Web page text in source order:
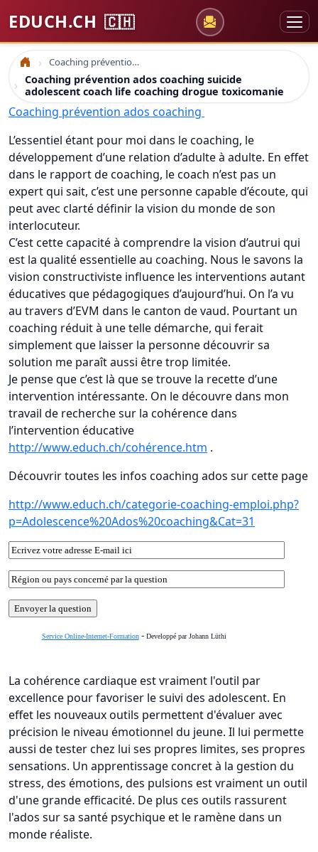
EDUCH.CH 🇨🇭
Accueil Coaching prévention ados coaching suicide adolescent coach life coaching drogue toxicomanie
Coaching prévention ados coaching suicide
adolescent coach life coaching drogue toxicomanie
Coaching prévention ados coaching
L’essentiel étant pour moi dans le coaching, le
développement d’une relation d’adulte à adulte. En effet
dans le rapport de coaching, le coach n’est pas un
expert qui sait, c’est une personne capable d’écoute, qui
peut avec clarté définir la vision du monde de son
interlocuteur.
C’est cette capacité à comprendre la vision d’autrui qui
est la qualité essentielle au coaching. Nous le savons la
vision constructiviste influence les interventions autant
éducatives que pédagogiques d’aujourd’hui. On l’a vu
au travers d’EVM dans le canton de vaud. Pourtant un
coaching réduit à une telle démarche, qui ferait
simplement que laisser la personne découvrir sa
solution me paraît aussi être trop limitée.
Je pense que c’est là que se trouve la recette d’une
intervention intéressante. On le découvre dans mon
travail de recherche sur la cohérence dans
l’intervention éducative
http://www.educh.ch/cohérence.htm .
Découvrir toutes les infos coaching ados sur cette page
http://www.educh.ch/categorie-coaching-emploi.php?
p=Adolescence%20Ados%20coaching&Cat=31
Service Online-Internet-Formation- Developpé par Johann Lüthi
La cohérence cardiaque est vraiment l'outil par
excellence pour favoriser le suivi des adolescent. En
effet les nouveaux outils permettent d'évaluer avec
précision le niveau émotionnel du jeune. Il lui permette
aussi de tester chez lui ses propres limites, ses propres
sensations. Un apprentissage concret à la gestion du
stress, des émotions, des pulsions est vraiment un outil
d'une grande efficacité. De plus ces outils rassurent
l'ados sur sa santé psychique et le ramène dans un
monde réaliste.